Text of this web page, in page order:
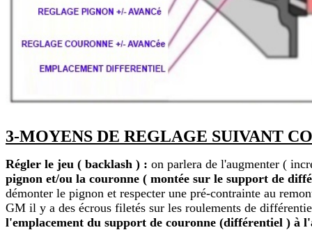
3-MOYENS DE REGLAGE SUIVANT
Régler le jeu ( backlash ) : on parlera de l'augmenter (
pignon et/ou la couronne ( montée sur le support de
démonter le pignon et respecter une pré-contrainte au
GM il y a des écrous filetés sur les roulements de
l'emplacement du support de couronne (différentiel ) à